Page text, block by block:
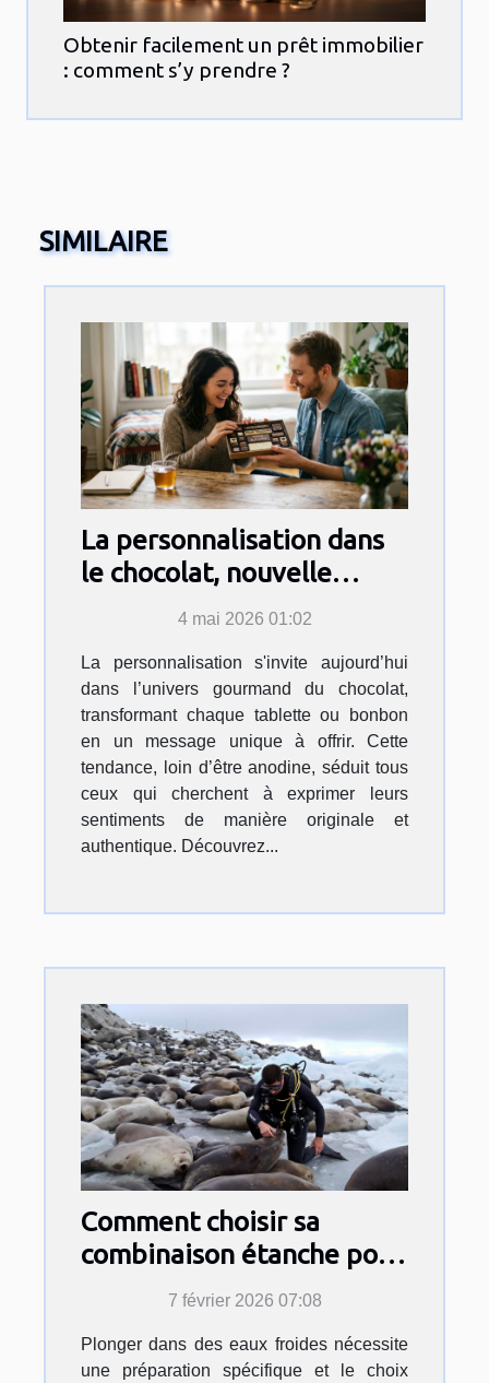
Obtenir facilement un prêt immobilier
: comment s’y prendre ?
SIMILAIRE
La personnalisation dans
le chocolat, nouvelle
déclaration d’amour ?
4 mai 2026 01:02
La personnalisation s'invite aujourd’hui
dans l’univers gourmand du chocolat,
transformant chaque tablette ou bonbon
en un message unique à offrir. Cette
tendance, loin d’être anodine, séduit tous
ceux qui cherchent à exprimer leurs
sentiments de manière originale et
authentique. Découvrez...
Comment choisir sa
combinaison étanche pour
des eaux froides ?
7 février 2026 07:08
Plonger dans des eaux froides nécessite
une préparation spécifique et le choix